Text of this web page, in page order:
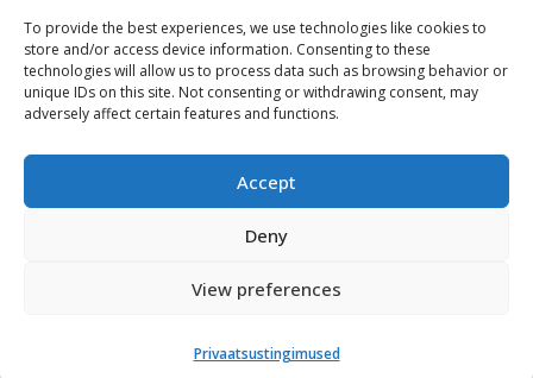
To provide the best experiences, we use technologies like cookies to
store and/or access device information. Consenting to these
technologies will allow us to process data such as browsing behavior or
unique IDs on this site. Not consenting or withdrawing consent, may
adversely affect certain features and functions.
Accept
Deny
View preferences
Privaatsustingimused
Unterkunft
Genusserlebnisse
Sehenswürdigkeiten
Für Tourismusprofis
Harju-, Rapla- ja Läänemaa DMO